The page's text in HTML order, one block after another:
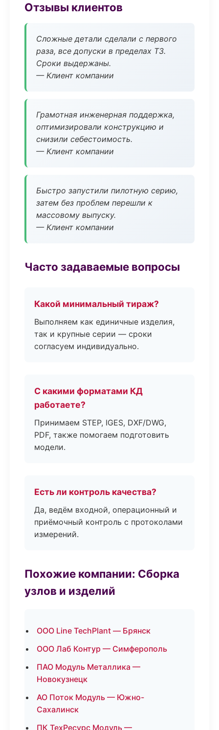
Отзывы клиентов
Сложные детали сделали с первого
раза, все допуски в пределах ТЗ.
Сроки выдержаны.
— Клиент компании
Грамотная инженерная поддержка,
оптимизировали конструкцию и
снизили себестоимость.
— Клиент компании
Быстро запустили пилотную серию,
затем без проблем перешли к
массовому выпуску.
— Клиент компании
Часто задаваемые вопросы
Какой минимальный тираж?
Выполняем как единичные изделия,
так и крупные серии — сроки
согласуем индивидуально.
С какими форматами КД
работаете?
Принимаем STEP, IGES, DXF/DWG,
PDF, также помогаем подготовить
модели.
Есть ли контроль качества?
Да, ведём входной, операционный и
приёмочный контроль с протоколами
измерений.
Похожие компании: Сборка
узлов и изделий
ООО Line TechPlant — Брянск
ООО Лаб Контур — Симферополь
ПАО Модуль Металлика —
Новокузнецк
АО Поток Модуль — Южно-
Сахалинск
ПК ТехРесурс Модуль —